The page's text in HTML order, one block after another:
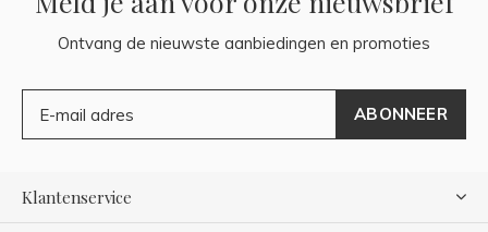
Ontvang de nieuwste aanbiedingen en promoties
ABONNEER
Klantenservice